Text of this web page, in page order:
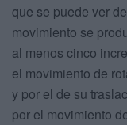
que se puede ver
movimiento se
al menos cinco
el movimiento de
y por el de su
por el movimiento